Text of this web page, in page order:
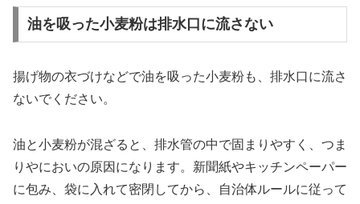
油を吸った小麦粉は排水口に流さない
揚げ物の衣づけなどで油を吸った小麦粉も、排水口に流さ
ないでください。
油と小麦粉が混ざると、排水管の中で固まりやすく、つま
りやにおいの原因になります。新聞紙やキッチンペーパー
に包み、袋に入れて密閉してから、自治体ルールに従って